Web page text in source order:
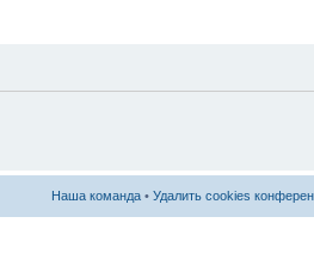
Наша команда • Удалить cookies